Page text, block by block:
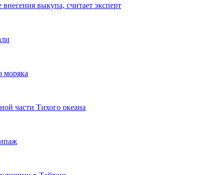
выкупа, считает эксперт
моряка
части Тихого океана